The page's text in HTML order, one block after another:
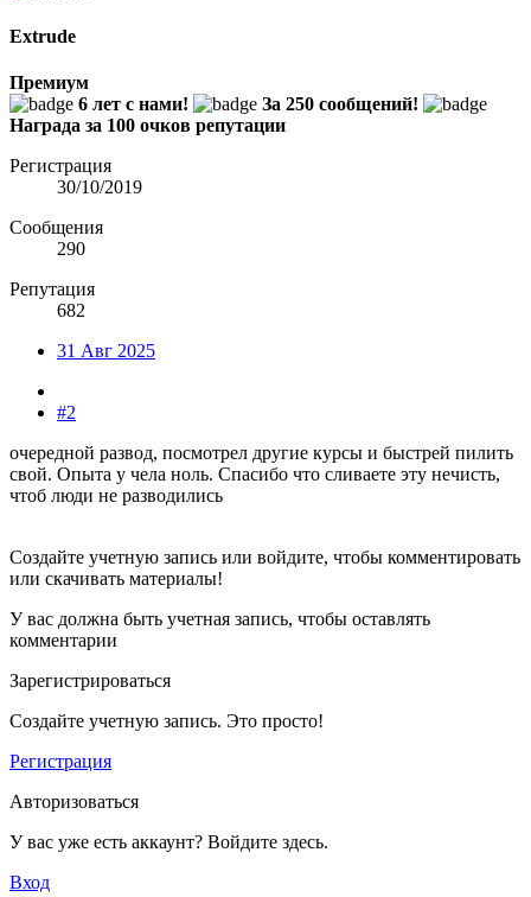
Extrude
Премиум
6 лет с нами!
За 250 сообщений!
Награда за 100 очков репутации
Регистрация
30/10/2019
Сообщения
290
Репутация
682
31 Авг 2025
#2
очередной развод, посмотрел другие курсы и быстрей пилить
свой. Опыта у чела ноль. Спасибо что сливаете эту нечисть,
чтоб люди не разводились
Создайте учетную запись или войдите, чтобы комментировать
или скачивать материалы!
У вас должна быть учетная запись, чтобы оставлять
комментарии
Зарегистрироваться
Создайте учетную запись. Это просто!
Регистрация
Авторизоваться
У вас уже есть аккаунт? Войдите здесь.
Вход